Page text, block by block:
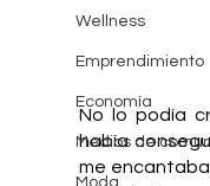
Wellness
Emprendimiento
Economía
Medios de
Moda
No lo podía
había
me